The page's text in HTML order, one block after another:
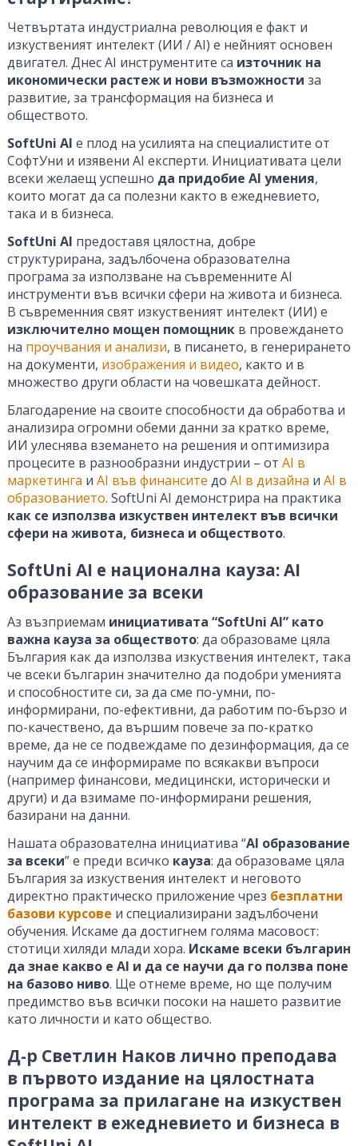
Четвъртата индустриална революция е факт и
изкуственият интелект (ИИ / AI) е нейният основен
двигател. Днес AI инструментите са източник на
икономически растеж и нови възможности за
развитие, за трансформация на бизнеса и
обществото.
SoftUni AI е плод на усилията на специалистите от
СофтУни и изявени AI експерти. Инициативата цели
всеки желаещ успешно да придобие AI умения,
които могат да са полезни както в ежедневието,
така и в бизнеса.
SoftUni AI предоставя цялостна, добре
структурирана, задълбочена образователна
програма за използване на съвременните AI
инструменти във всички сфери на живота и бизнеса.
В съвременния свят изкуственият интелект (ИИ) е
изключително мощен помощникв провеждането
на проучвания и анализи, в писането, в генерирането
на документи, изображения и видео, както и в
множество други области на човешката дейност.
Благодарение на своите способности да обработва и
анализира огромни обеми данни за кратко време,
ИИ улеснява вземането на решения и оптимизира
процесите в разнообразни индустрии – от AI в
маркетинга и AI във финансите до AI в дизайна и AI в
образованието. SoftUni AI демонстрира на практика
как се използва изкуствен интелект във всички
сфери на живота, бизнеса и обществото.
SoftUni AI е национална кауза: AI
образование за всеки
Аз възприемам инициативата “SoftUni AI” като
важна кауза за обществото: да образоваме цяла
България как да използва изкуствения интелект, така
че всеки българин значително да подобри уменията
и способностите си, за да сме по-умни, по-
информирани, по-ефективни, да работим по-бързо и
по-качествено, да вършим повече за по-кратко
време, да не се подвеждаме по дезинформация, да се
научим да се информираме по всякакви въпроси
(например финансови, медицински, исторически и
други) и да взимаме по-информирани решения,
базирани на данни.
Нашата образователна инициатива “AI образование
за всеки” е преди всичко кауза: да образоваме цяла
България за изкуствения интелект и неговото
директно практическо приложение чрез безплатни
базови курсове и специализирани задълбочени
обучения. Искаме да достигнем голяма масовост:
стотици хиляди млади хора. Искаме всеки българин
да знае какво е AI и да се научи да го ползва поне
на базово ниво. Ще отнеме време, но ще получим
предимство във всички посоки на нашето развитие
като личности и като общество.
Д-р Светлин Наков лично преподава
в първото издание на цялостната
програма за прилагане на изкуствен
интелект в ежедневието и бизнеса в